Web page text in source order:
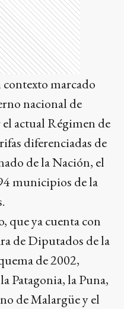
marcado
nacional de
actual Régimen de
diferenciadas de
de la Nación, el
municipios de la
que ya cuenta con
de Diputados de la
de 2002,
Patagonia, la Puna,
de Malargüe y el